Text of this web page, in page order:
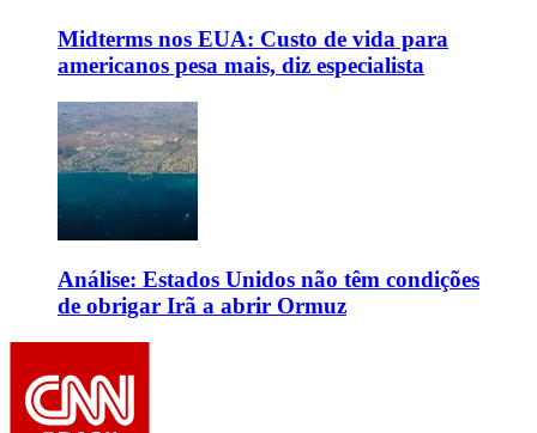
Midterms nos EUA: Custo de vida para
americanos pesa mais, diz especialista
Análise: Estados Unidos não têm condições
de obrigar Irã a abrir Ormuz